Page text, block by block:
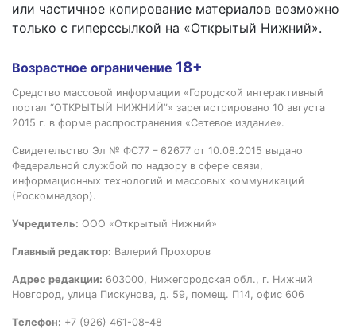
или частичное копирование материалов возможно
только с гиперссылкой на «Открытый Нижний».
Возрастное ограничение 18+
Средство массовой информации «Городской интерактивный
портал “ОТКРЫТЫЙ НИЖНИЙ”» зарегистрировано 10 августа
2015 г. в форме распространения «Сетевое издание».
Свидетельство Эл № ФС77 – 62677 от 10.08.2015 выдано
Федеральной службой по надзору в сфере связи,
информационных технологий и массовых коммуникаций
(Роскомнадзор).
Учредитель: ООО «Открытый Нижний»
Главный редактор: Валерий Прохоров
Адрес редакции: 603000, Нижегородская обл., г. Нижний
Новгород, улица Пискунова, д. 59, помещ. П14, офис 606
Телефон: +7 (926) 461-08-48